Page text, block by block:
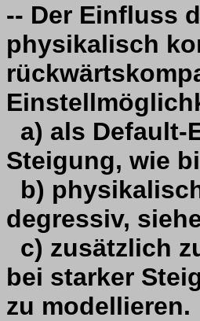
-- Der Einfluss
physikalisch
a) als
Steigung, wie
b)
degressiv,
c) zusätzlich
bei starker
zu modellieren.